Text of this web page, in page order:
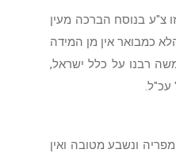
צ"ע בנוסח הברכה מעין
כמבואר אין מן המידה
רבנו על כלל ישראל,
עכ"ל.
ונשבע מטובה ואין